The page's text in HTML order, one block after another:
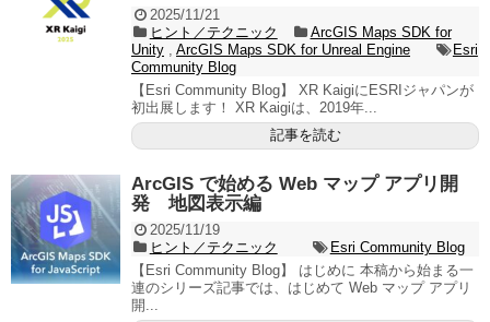
2025/11/21
ヒント／テクニック
ArcGIS Maps SDK for
Unity
ArcGIS Maps SDK for Unreal Engine
Esri
Community Blog
【Esri Community Blog】 XR KaigiにESRIジャパンが
初出展します！ XR Kaigiは、2019年...
記事を読む
ArcGIS で始める Web マップ アプリ開
発 地図表示編
2025/11/19
ヒント／テクニック
Esri Community Blog
【Esri Community Blog】 はじめに 本稿から始まる一
連のシリーズ記事では、はじめて Web マップ アプリ
開...